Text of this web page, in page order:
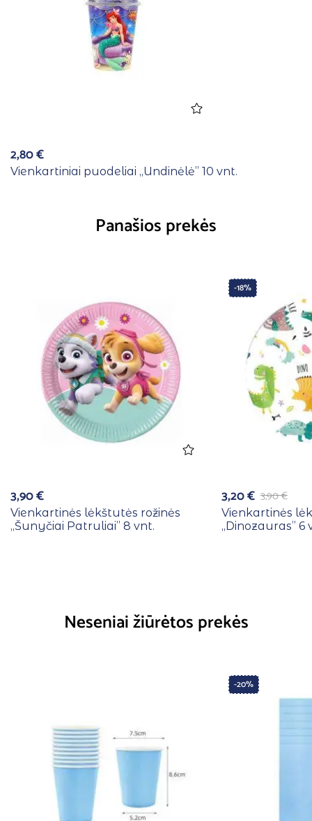
2,80€
Vienkartiniai puodeliai ,,Undinėlė” 10 vnt.
Panašios prekės
3,90€
Vienkartinės lėkštutės rožinės
,,Šunyčiai Patruliai” 8 vnt.
-18%
3,90€
3,20€
Vienkartinės
,,Dinozauras” 6
Neseniai žiūrėtos prekės
-20%